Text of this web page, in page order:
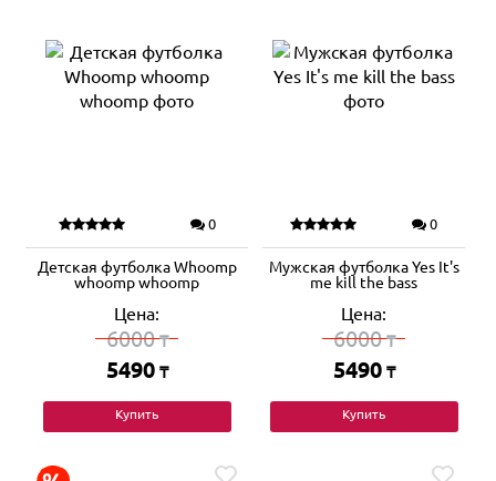
0
Детская футболка Whoomp
whoomp whoomp
Цена:
6000₸
5490 ₸
Купить
0
Мужская футболка Yes It's
me kill the bass
Цена:
6000₸
5490 ₸
Купить